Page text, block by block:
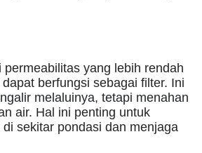
yang lebih rendah
berfungsi sebagai filter. Ini
melaluinya, tetapi menahan
air. Hal ini penting untuk
sekitar pondasi dan menjaga